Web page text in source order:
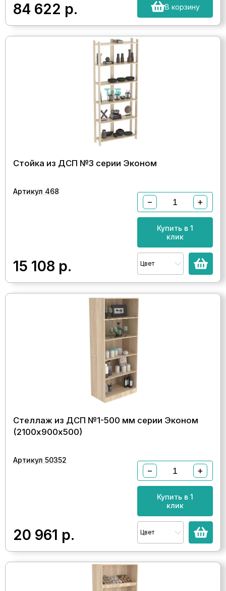
84 622 р. В корзину
Стойка из ДСП №3 серии Эконом
Артикул 468
15 108 р.
− +
Купить в 1
клик
Цвет
Стеллаж из ДСП №1-500 мм серии Эконом
(2100х900х500)
Артикул 50352
20 961 р.
− +
Купить в 1
клик
Цвет